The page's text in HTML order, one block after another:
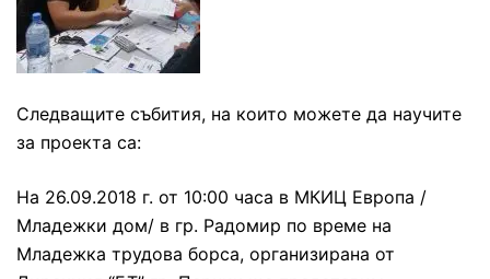
Следващите събития, на които можете да научите
за проекта са:
На 26.09.2018 г. от 10:00 часа в МКИЦ Европа /
Младежки дом/ в гр. Радомир по време на
Младежка трудова борса, организирана от